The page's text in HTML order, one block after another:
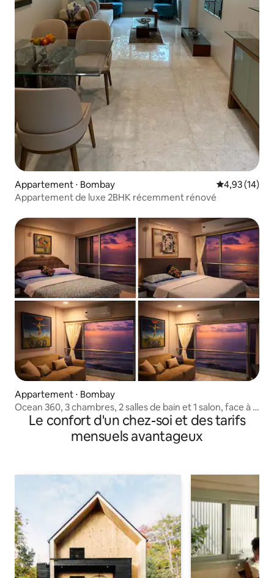
Appartement ⋅ Bombay Évaluation
4,93 (14)
Appartement de luxe 2BHK récemment rénové
Appartement ⋅ Bombay
Ocean 360, 3 chambres, 2 salles de bain et 1 salon, face à la
mer, au sud de Mumbai
Le confort d'un chez-soi et des tarifs
mensuels avantageux